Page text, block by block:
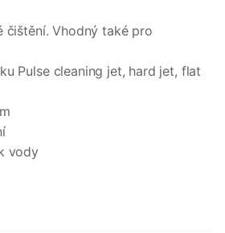
čištění. Vhodný také pro
Pulse cleaning jet, hard jet, flat
vody